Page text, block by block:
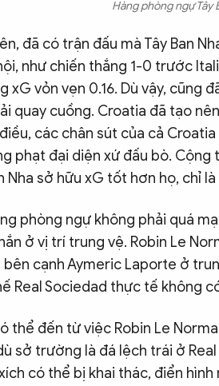
Hàng phòng ngự Tây
đã có trận đấu mà Tây Ban
như chiến thắng 1-0 trước
xG vỏn vẹn 0.16. Dù vậy, cũng
quay cuồng. Croatia đã tạo
các chân sút của cả
phạt đại diện xứ đấu bò. Cộng
Nha sở hữu xG tốt hơn họ, chỉ
phòng ngự không phải quá
ở vị trí trung vệ. Robin Le
bên cạnh Aymeric Laporte ở
Real Sociedad thực tế không
thể đến từ việc Robin Le
sở trường là đá lệch trái ở
có thể bị khai thác, điển